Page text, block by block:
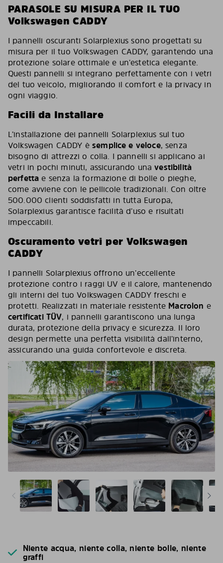
PARASOLE SU MISURA PER IL TUO
Volkswagen CADDY
I pannelli oscuranti Solarplexius sono progettati su
misura per il tuo Volkswagen CADDY, garantendo una
protezione solare ottimale e un’estetica elegante.
Questi pannelli si integrano perfettamente con i vetri
del tuo veicolo, migliorando il comfort e la privacy in
ogni viaggio.
Facili da Installare
L’installazione dei pannelli Solarplexius sul tuo
Volkswagen CADDY èsemplice e veloce, senza
bisogno di attrezzi o colla. I pannelli si applicano ai
vetri in pochi minuti, assicurando unavestibilità
perfetta e senza la formazione di bolle o pieghe,
come avviene con le pellicole tradizionali. Con oltre
500.000 clienti soddisfatti in tutta Europa,
Solarplexius garantisce facilità d’uso e risultati
impeccabili.
Oscuramento vetri per Volkswagen
CADDY
I pannelli Solarplexius offrono un’eccellente
protezione contro i raggi UV e il calore, mantenendo
gli interni del tuo Volkswagen CADDY freschi e
protetti. Realizzati in materiale resistente Macrolon e
certificati TÜV, i pannelli garantiscono una lunga
durata, protezione della privacy e sicurezza. Il loro
design permette una perfetta visibilità dall’interno,
assicurando una guida confortevole e discreta.
Niente acqua, niente colla, niente bolle, niente
graffi